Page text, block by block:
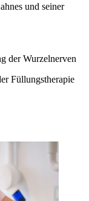
und seiner
der Wurzelnerven
Füllungstherapie